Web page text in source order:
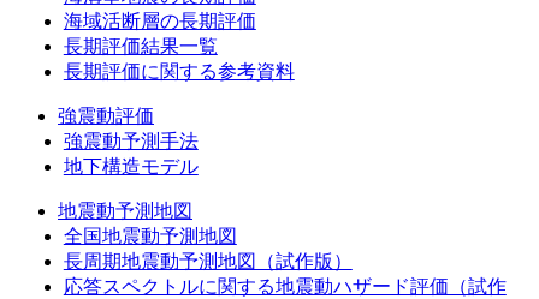
海域活断層の長期評価
長期評価結果一覧
長期評価に関する参考資料
強震動評価
強震動予測手法
地下構造モデル
地震動予測地図
全国地震動予測地図
長周期地震動予測地図（試作版）
応答スペクトルに関する地震動ハザード評価（試作